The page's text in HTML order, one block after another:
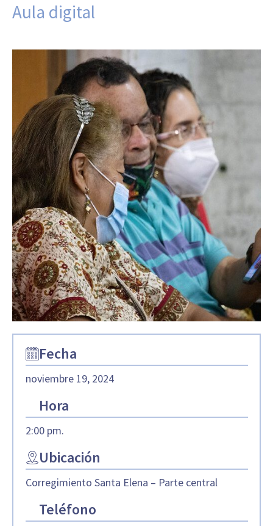
Aula digital
Fecha
noviembre 19, 2024
Hora
2:00 pm.
Ubicación
Corregimiento Santa Elena – Parte central
Teléfono